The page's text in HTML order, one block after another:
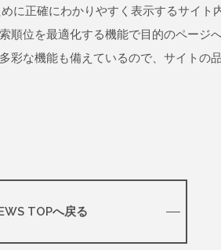
正確にわかりやすく表示するサイト
位を最適化する機能で目的のページへ
な機能も備えているので、サイトの
TOPへ戻る